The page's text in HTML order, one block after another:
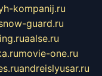
kompanij.ru
guard.ru
aalse.ru
movie-one.ru
andreislyusar.ru